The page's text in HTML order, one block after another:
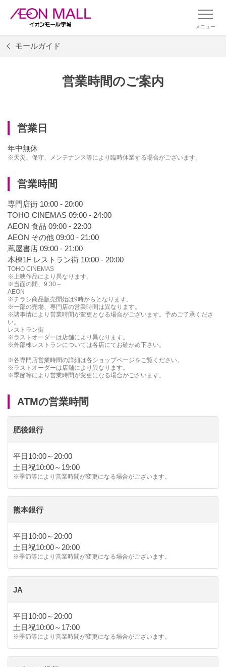
メニュー
モールガイド
営業時間のご案内
営業日
年中無休
※天災、保守、メンテナンス等により臨時休業する場合がございます。
営業時間
専門店街 10:00 - 20:00
TOHO CINEMAS 09:00 - 24:00
AEON 食品 09:00 - 22:00
AEON その他 09:00 - 21:00
蔦屋書店 09:00 - 21:00
本棟1F レストラン街 10:00 - 20:00
TOHO CINEMAS
※上映作品により異なります。
※当面の間、9:30～
AEON
※チラシ商品販売開始は9時からとなります。
※一部の売場、専門店の営業時間は異なります。
※諸事情により営業時間が変更となる場合がございます。予めご了承くださ
い。
レストラン街
※ラストオーダーは店舗により異なります。
※外部棟レストランについては各店にてお確かめ下さい。
※各専門店営業時間の詳細は各ショップページをご覧ください。
※ラストオーダーは店舗により異なります。
※季節等により営業時間が変更になる場合がございます。
ATMの営業時間
肥後銀行
平日10:00～20:00
土日祝10:00～19:00
※季節等により営業時間が変更になる場合がございます。
熊本銀行
平日10:00～20:00
土日祝10:00～20:00
※季節等により営業時間が変更になる場合がございます。
JA
平日10:00～20:00
土日祝10:00～17:00
※季節等により営業時間が変更になる場合がございます。